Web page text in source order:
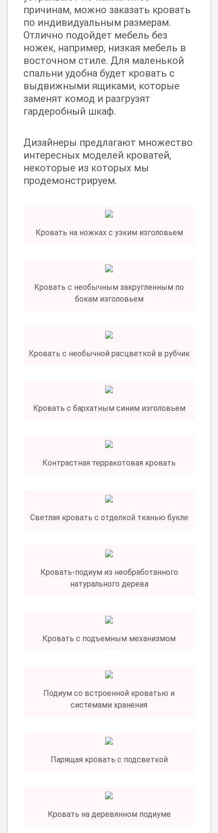
причинам, можно заказать кровать
по индивидуальным размерам.
Отлично подойдет мебель без
ножек, например, низкая мебель в
восточном стиле. Для маленькой
спальни удобна будет кровать с
выдвижными ящиками, которые
заменят комод и разгрузят
гардеробный шкаф.
Дизайнеры предлагают множество
интересных моделей кроватей,
некоторые из которых мы
продемонстрируем.
Кровать на ножках с узким изголовьем
Кровать с необычным закругленным по
бокам изголовьем
Кровать с необычной расцветкой в рубчик
Кровать с бархатным синим изголовьем
Контрастная терракотовая кровать
Светлая кровать с отделкой тканью букле
Кровать-подиум из необработанного
натурального дерева
Кровать с подъемным механизмом
Подиум со встроенной кроватью и
системами хранения
Парящая кровать с подсветкой
Кровать на деревянном подиуме